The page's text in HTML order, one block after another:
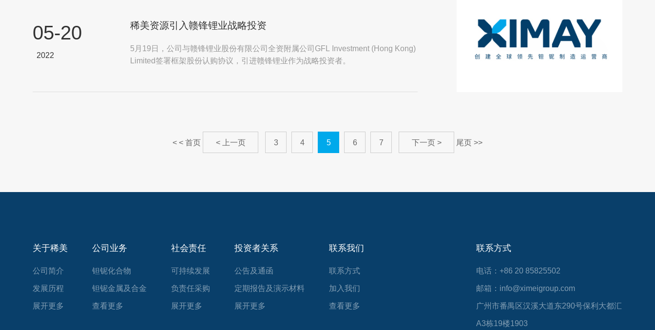
05-20
2022
稀美资源引入赣锋锂业战略投资
5月19日，公司与赣锋锂业股份有限公司全资附属公司GFL Investment (Hong Kong)
Limited签署框架股份认购协议，引进赣锋锂业作为战略投资者。
< < 首页 < 上一页 3 4 5 6 7 下一页 > 尾页 >>
关于稀美
公司简介
发展历程
管理团队
展开更多
公司业务
钽铌化合物
钽铌金属及合金
查看更多
社会责任
可持续发展
负责任采购
社区关怀
展开更多
投资者关系
公告及通函
定期报告及演示材料
公司章程
展开更多
联系我们
联系方式
加入我们
查看更多
联系方式
电话：+86 20 85825502
邮箱：info@ximeigroup.com
广州市番禺区汉溪大道东290号保利大都汇
A3栋19楼1903